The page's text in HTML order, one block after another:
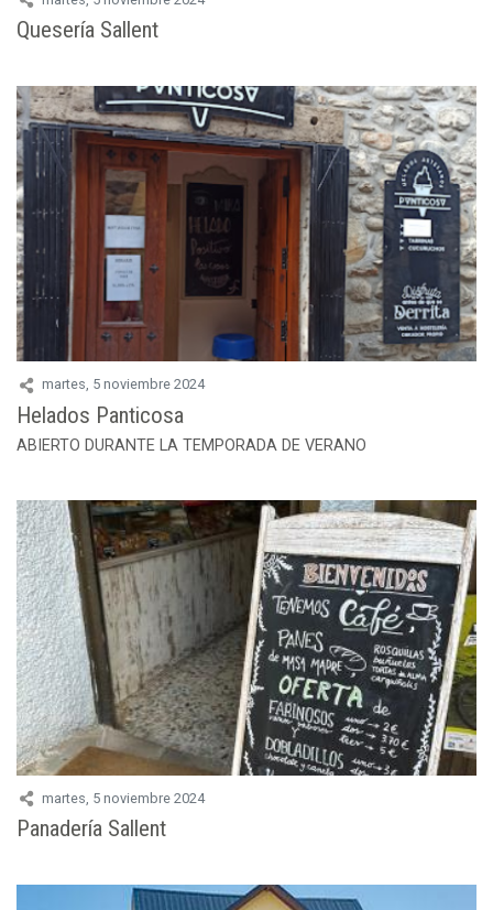
Quesería Sallent
martes, 5 noviembre 2024
Helados Panticosa
ABIERTO DURANTE LA TEMPORADA DE VERANO
martes, 5 noviembre 2024
Panadería Sallent